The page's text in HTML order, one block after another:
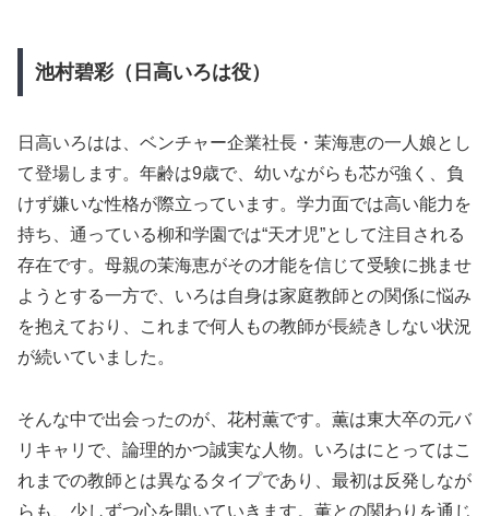
池村碧彩（日高いろは役）
日高いろはは、ベンチャー企業社長・茉海恵の一人娘とし
て登場します。年齢は9歳で、幼いながらも芯が強く、負
けず嫌いな性格が際立っています。学力面では高い能力を
持ち、通っている柳和学園では“天才児”として注目される
存在です。母親の茉海恵がその才能を信じて受験に挑ませ
ようとする一方で、いろは自身は家庭教師との関係に悩み
を抱えており、これまで何人もの教師が長続きしない状況
が続いていました。
そんな中で出会ったのが、花村薫です。薫は東大卒の元バ
リキャリで、論理的かつ誠実な人物。いろはにとってはこ
れまでの教師とは異なるタイプであり、最初は反発しなが
らも、少しずつ心を開いていきます。薫との関わりを通じ